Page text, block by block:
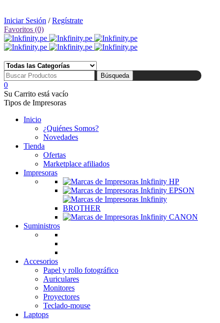
Iniciar Sesión /Regístrate
Favoritos (0)
0
Su Carrito está vacío
Tipos de Impresoras
Inicio
¿Quiénes Somos?
Novedades
Tienda
Ofertas
Marketplace afiliados
Impresoras
Suministros
Accesorios
Papel y rollo fotográfico
Auriculares
Monitores
Proyectores
Teclado-mouse
Laptops